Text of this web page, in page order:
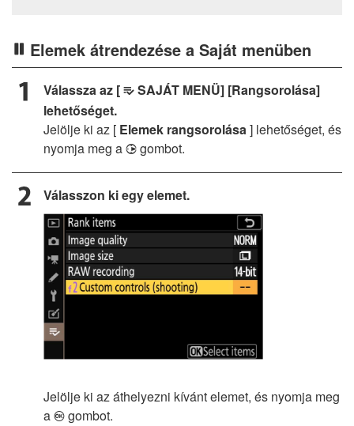
Elemek átrendezése a Saját menüben
Válassza az [ O SAJÁT MENÜ] [Rangsorolása]
lehetőséget.
Jelölje ki az [ Elemek rangsorolása ] lehetőséget, és
nyomja meg a 2 gombot.
Válasszon ki egy elemet.
Jelölje ki az áthelyezni kívánt elemet, és nyomja meg
a J gombot.